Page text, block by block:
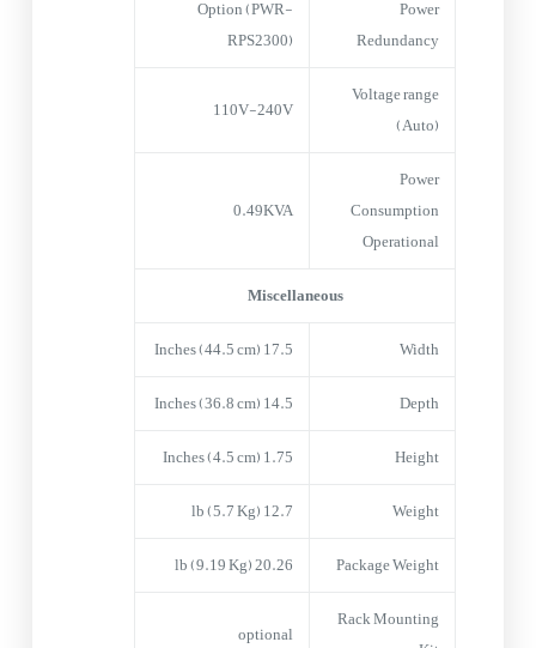
Power
Redundancy
Option (PWR-
RPS2300)
Voltage range
(Auto)
110V-240V
Power
Consumption
Operational
0.49KVA
Miscellaneous
Width
17.5 Inches (44.5 cm)
Depth
14.5 Inches (36.8 cm)
Height
1.75 Inches (4.5 cm)
Weight
12.7 lb (5.7 Kg)
Package Weight
20.26 lb (9.19 Kg)
Rack Mounting
optional